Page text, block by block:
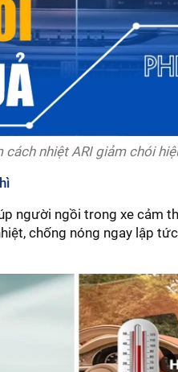
cách nhiệt ARI giảm chói
người ngồi trong xe cảm
chống nóng ngay lập